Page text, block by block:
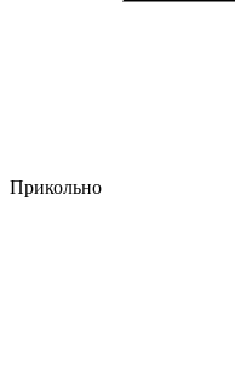
Прикольно